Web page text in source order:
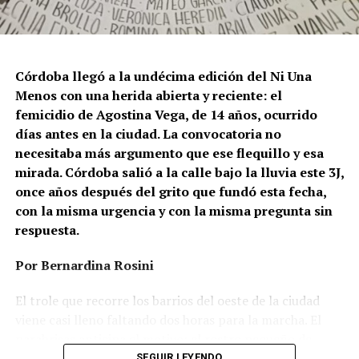
Ganar la vida: La historia de (no)
Córdoba llegó a la undécima edición del Ni Una
Menos con una herida abierta y reciente: el
femicidio de Agostina Vega, de 14 años, ocurrido
días antes en la ciudad. La convocatoria no
necesitaba más argumento que ese flequillo y esa
mirada. Córdoba salió a la calle bajo la lluvia este 3J,
once años después del grito que fundó esta fecha,
con la misma urgencia y con la misma pregunta sin
respuesta.
Por Bernardina Rosini
El trole que recorre los barrios del oeste de la ciudad